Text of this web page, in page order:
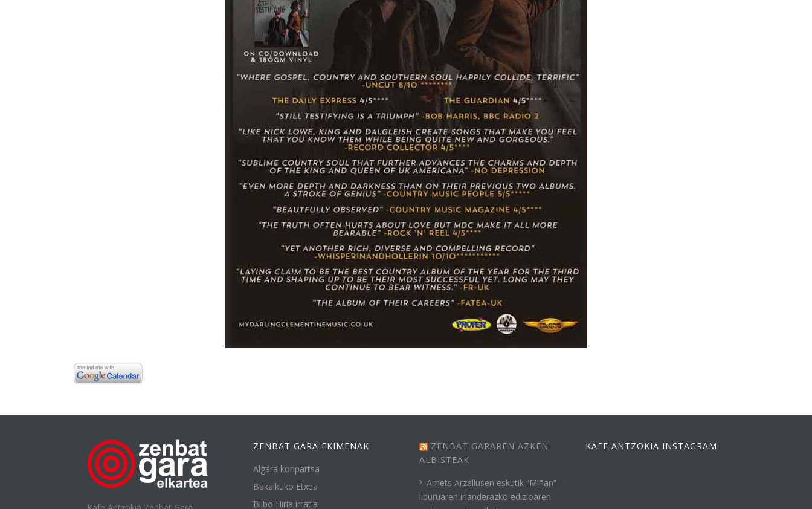
ZENBAT GARA EKIMENAK
Algara konpartsa
Bakaikuko Etxea
Bilbo Hiria irratia
ZENBAT GARAREN AZKEN
ALBISTEAK
Amets Arzallusen eskutik “Miñan”
liburuaren irlanderazko edizioaren
KAFE ANTZOKIA INSTAGRAM